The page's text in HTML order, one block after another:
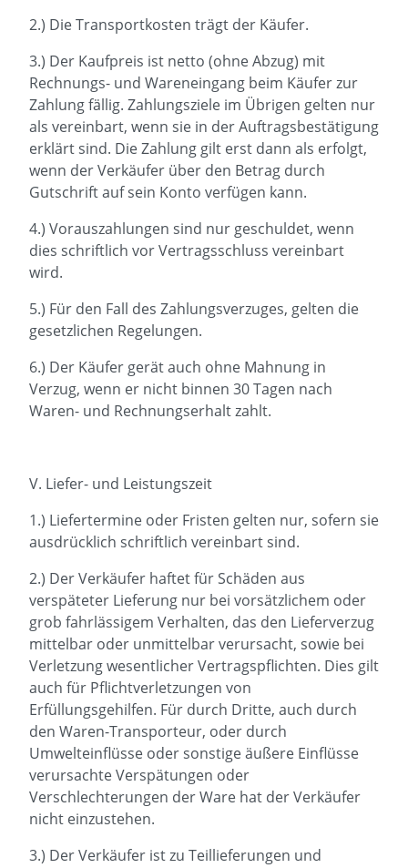
2.) Die Transportkosten trägt der Käufer.
3.) Der Kaufpreis ist netto (ohne Abzug) mit
Rechnungs- und Wareneingang beim Käufer zur
Zahlung fällig. Zahlungsziele im Übrigen gelten nur
als vereinbart, wenn sie in der Auftragsbestätigung
erklärt sind. Die Zahlung gilt erst dann als erfolgt,
wenn der Verkäufer über den Betrag durch
Gutschrift auf sein Konto verfügen kann.
4.) Vorauszahlungen sind nur geschuldet, wenn
dies schriftlich vor Vertragsschluss vereinbart
wird.
5.) Für den Fall des Zahlungsverzuges, gelten die
gesetzlichen Regelungen.
6.) Der Käufer gerät auch ohne Mahnung in
Verzug, wenn er nicht binnen 30 Tagen nach
Waren- und Rechnungserhalt zahlt.
V. Liefer- und Leistungszeit
1.) Liefertermine oder Fristen gelten nur, sofern sie
ausdrücklich schriftlich vereinbart sind.
2.) Der Verkäufer haftet für Schäden aus
verspäteter Lieferung nur bei vorsätzlichem oder
grob fahrlässigem Verhalten, das den Lieferverzug
mittelbar oder unmittelbar verursacht, sowie bei
Verletzung wesentlicher Vertragspflichten. Dies gilt
auch für Pflichtverletzungen von
Erfüllungsgehilfen. Für durch Dritte, auch durch
den Waren-Transporteur, oder durch
Umwelteinflüsse oder sonstige äußere Einflüsse
verursachte Verspätungen oder
Verschlechterungen der Ware hat der Verkäufer
nicht einzustehen.
3.) Der Verkäufer ist zu Teillieferungen und